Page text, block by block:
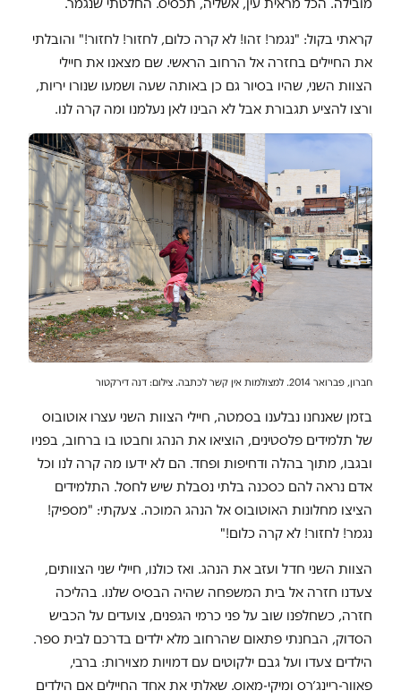
קראתי בקול: "נגמר! זהו! לא קרה כלום, לחזור! לחזור!" והובלתי
את החיילים בחזרה אל הרחוב הראשי. שם מצאנו את חיילי
הצוות השני, שהיו בסיור גם כן באותה שעה ושמעו שנורו יריות,
ורצו להציע תגבורת אבל לא הבינו לאן נעלמנו ומה קרה לנו.
חברון, פברואר 2014. למצולמות אין קשר לכתבה. צילום: דנה דירקטור
בזמן שאנחנו נבלענו בסמטה, חיילי הצוות השני עצרו אוטובוס
של תלמידים פלסטינים, הוציאו את הנהג וחבטו בו ברחוב, בפניו
ובגבו, מתוך בהלה ודחיפות ופחד. הם לא ידעו מה קרה לנו וכל
אדם נראה להם כסכנה בלתי נסבלת שיש לחסל. התלמידים
הציצו מחלונות האוטובוס אל הנהג המוכה. צעקתי: "מספיק!
נגמר! לחזור! לא קרה כלום!"
הצוות השני חדל ועזב את הנהג. ואז כולנו, חיילי שני הצוותים,
צעדנו חזרה אל בית המשפחה שהיה הבסיס שלנו. בהליכה
חזרה, כשחלפנו שוב על פני כרמי הגפנים, צועדים על הכביש
הסדוק, הבחנתי פתאום שהרחוב מלא ילדים בדרכם לבית ספר.
הילדים צעדו ועל גבם ילקוטים עם דמויות מצוירות: ברבי,
פאוור-ריינג׳רס ומיקי-מאוס. שאלתי את אחד החיילים אם הילדים